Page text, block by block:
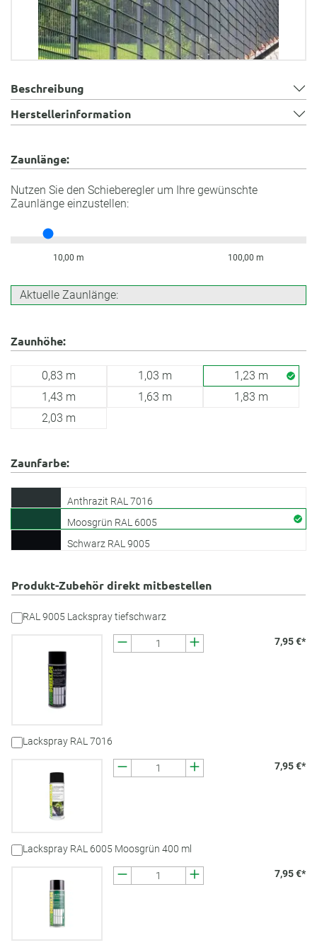
Beschreibung
Herstellerinformation
Zaunlänge:
Nutzen Sie den Schieberegler um Ihre gewünschte
Zaunlänge einzustellen:
Aktuelle Zaunlänge:
10,00 m 100,00 m
Zaunhöhe:
0,83 m 1,03 m
1,23 m
1,43 m
1,63 m
1,83 m
2,03 m
Zaunfarbe:
Anthrazit RAL 7016
Moosgrün RAL 6005
Schwarz RAL 9005
Produkt-Zubehör direkt mitbestellen
RAL 9005 Lackspray tiefschwarz
7,95 €*
Lackspray RAL 7016
7,95 €*
Lackspray RAL 6005 Moosgrün 400 ml
7,95 €*